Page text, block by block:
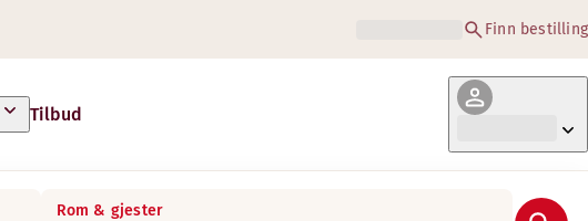
Finn bestilling
Tilbud
Rom & gjester